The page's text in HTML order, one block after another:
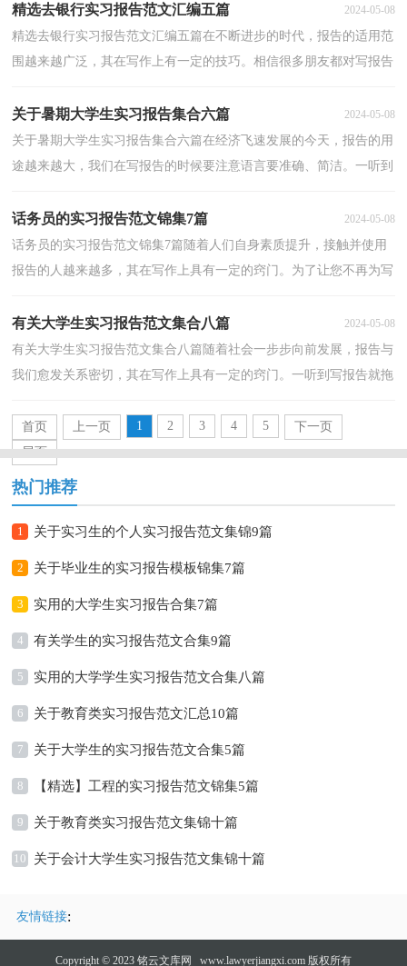
精选去银行实习报告范文汇编五篇 2024-05-08
精选去银行实习报告范文汇编五篇在不断进步的时代，报告的适用范
围越来越广泛，其在写作上有一定的技巧。相信很多朋友都对写报告
关于暑期大学生实习报告集合六篇 2024-05-08
关于暑期大学生实习报告集合六篇在经济飞速发展的今天，报告的用
途越来越大，我们在写报告的时候要注意语言要准确、简洁。一听到
话务员的实习报告范文锦集7篇 2024-05-08
话务员的实习报告范文锦集7篇随着人们自身素质提升，接触并使用
报告的人越来越多，其在写作上具有一定的窍门。为了让您不再为写
有关大学生实习报告范文集合八篇 2024-05-08
有关大学生实习报告范文集合八篇随着社会一步步向前发展，报告与
我们愈发关系密切，其在写作上具有一定的窍门。一听到写报告就拖
首页
上一页 1 2 3 4 5
下一页
尾页
热门推荐
1 关于实习生的个人实习报告范文集锦9篇
2 关于毕业生的实习报告模板锦集7篇
3 实用的大学生实习报告合集7篇
4 有关学生的实习报告范文合集9篇
5 实用的大学学生实习报告范文合集八篇
6 关于教育类实习报告范文汇总10篇
7 关于大学生的实习报告范文合集5篇
8 【精选】工程的实习报告范文锦集5篇
9 关于教育类实习报告范文集锦十篇
10 关于会计大学生实习报告范文集锦十篇
友情链接:
Copyright © 2023 铭云文库网 www.lawyerjiangxi.com 版权所有